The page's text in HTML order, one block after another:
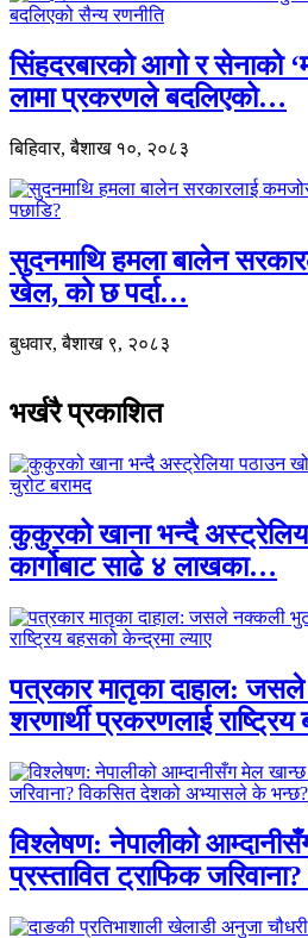
सिंहदरबारको आगो र सेनाको
लामा प्रकरणले बदलिएको…
बिहिवार, बैशाख १०, २०८३
सुदनमाथि हमला बालेन
खेल, को छ पर्दा…
बुधवार, बैशाख ९, २०८३
भर्खरै प्रकाशित
कुकुरको खाना भन्दै
कार्गोबाट साढे ४ लाखका…
पत्रकार मातृका दाहाल:
शरणार्थी प्रकरणलाई
विश्लेषण: नेपालीको
प्रस्तावित ट्राफिक